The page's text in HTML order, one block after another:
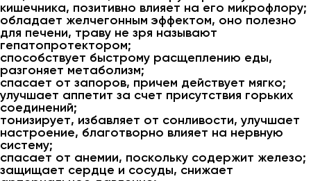
кишечника, позитивно влияет на его микрофлору;
обладает желчегонным эффектом, оно полезно
для печени, траву не зря называют
гепатопротектором;
способствует быстрому расщеплению еды,
разгоняет метаболизм;
спасает от запоров, причем действует мягко;
улучшает аппетит за счет присутствия горьких
соединений;
тонизирует, избавляет от сонливости, улучшает
настроение, благотворно влияет на нервную
систему;
спасает от анемии, поскольку содержит железо;
защищает сердце и сосуды, снижает